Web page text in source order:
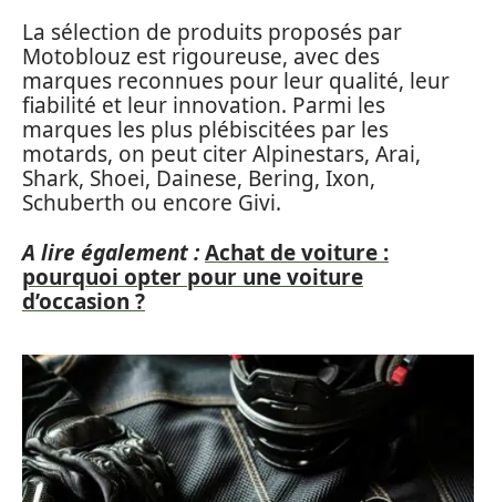
La sélection de produits proposés par
Motoblouz est rigoureuse, avec des
marques reconnues pour leur qualité, leur
fiabilité et leur innovation. Parmi les
marques les plus plébiscitées par les
motards, on peut citer Alpinestars, Arai,
Shark, Shoei, Dainese, Bering, Ixon,
Schuberth ou encore Givi.
A lire également :Achat de voiture :
pourquoi opter pour une voiture
d’occasion ?